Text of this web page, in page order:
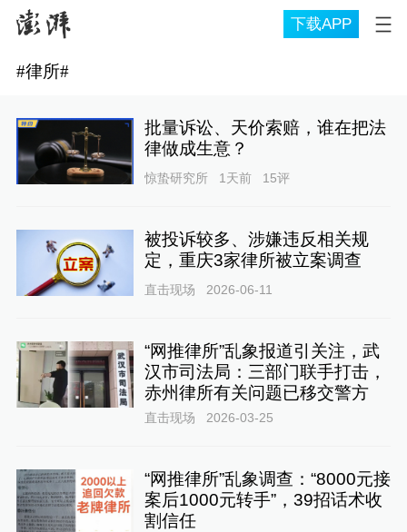
下载APP
#律所#
批量诉讼、天价索赔，谁在把法
律做成生意？
惊蛰研究所 1天前 15评
被投诉较多、涉嫌违反相关规
定，重庆3家律所被立案调查
直击现场 2026-06-11
“网推律所”乱象报道引关注，武
汉市司法局：三部门联手打击，
赤州律所有关问题已移交警方
直击现场 2026-03-25
“网推律所”乱象调查：“8000元接
案后1000元转手”，39招话术收
割信任